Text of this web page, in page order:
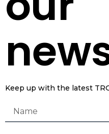
Keep up with the latest